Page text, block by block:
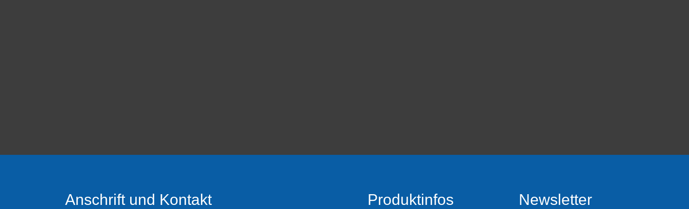
Anschrift und Kontakt Produktinfos
Newsletter